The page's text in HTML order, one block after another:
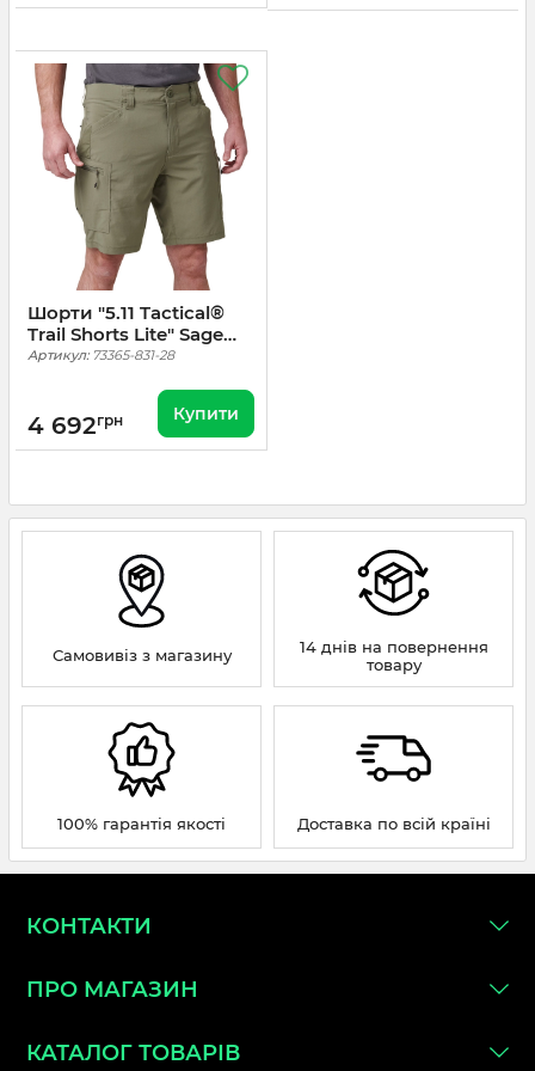
Шорти "5.11 Tactical®
Trail Shorts Lite" Sage
Green
Артикул: 73365-831-28
4 692грн Купити
Самовивіз з магазину
14 днів на повернення
товару
100% гарантія якості Доставка по всій країні
КОНТАКТИ
ПРО МАГАЗИН
КАТАЛОГ ТОВАРІВ